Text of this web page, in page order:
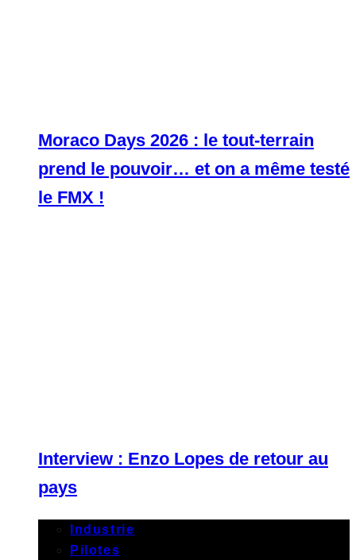
Moraco Days 2026 : le tout-terrain
prend le pouvoir… et on a même testé
le FMX !
Interview : Enzo Lopes de retour au
pays
Industrie
Pilotes